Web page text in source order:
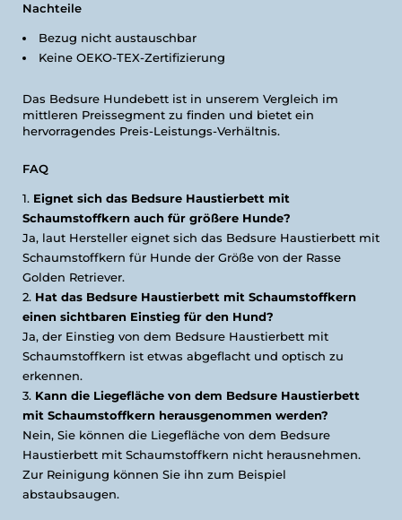
Nachteile
Bezug nicht austauschbar
Keine OEKO-TEX-Zertifizierung
Das Bedsure Hundebett ist in unserem Vergleich im
mittleren Preissegment zu finden und bietet ein
hervorragendes Preis-Leistungs-Verhältnis.
FAQ
Eignet sich das Bedsure Haustierbett mit
Schaumstoffkern auch für größere Hunde?
Ja, laut Hersteller eignet sich das Bedsure Haustierbett mit
Schaumstoffkern für Hunde der Größe von der Rasse
Golden Retriever.
Hat das Bedsure Haustierbett mit Schaumstoffkern
einen sichtbaren Einstieg für den Hund?
Ja, der Einstieg von dem Bedsure Haustierbett mit
Schaumstoffkern ist etwas abgeflacht und optisch zu
erkennen.
Kann die Liegefläche von dem Bedsure Haustierbett
mit Schaumstoffkern herausgenommen werden?
Nein, Sie können die Liegefläche von dem Bedsure
Haustierbett mit Schaumstoffkern nicht herausnehmen.
Zur Reinigung können Sie ihn zum Beispiel
abstaubsaugen.